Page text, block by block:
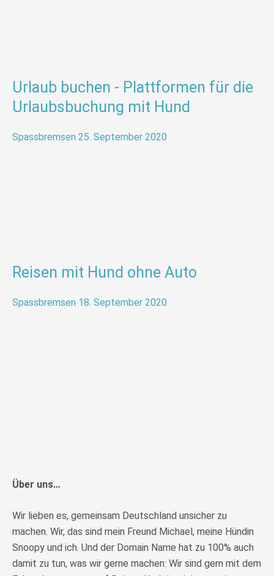
Urlaub buchen - Plattformen für die
Urlaubsbuchung mit Hund
Spassbremsen 25. September 2020
Reisen mit Hund ohne Auto
Spassbremsen 18. September 2020
Über uns…
Wir lieben es, gemeinsam Deutschland unsicher zu
machen. Wir, das sind mein Freund Michael, meine Hündin
Snoopy und ich. Und der Domain Name hat zu 100% auch
damit zu tun, was wir gerne machen: Wir sind gern mit dem